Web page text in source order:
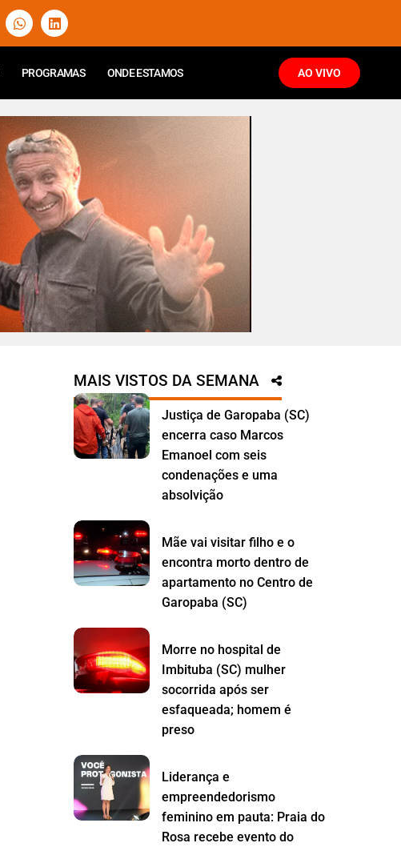
PROGRAMAS ONDE ESTAMOS AO VIVO
MAIS VISTOS DA SEMANA
Justiça de Garopaba (SC)
encerra caso Marcos
Emanoel com seis
condenações e uma
absolvição
Mãe vai visitar filho e o
encontra morto dentro de
apartamento no Centro de
Garopaba (SC)
Morre no hospital de
Imbituba (SC) mulher
socorrida após ser
esfaqueada; homem é
preso
Liderança e
empreendedorismo
feminino em pauta: Praia do
Rosa recebe evento do